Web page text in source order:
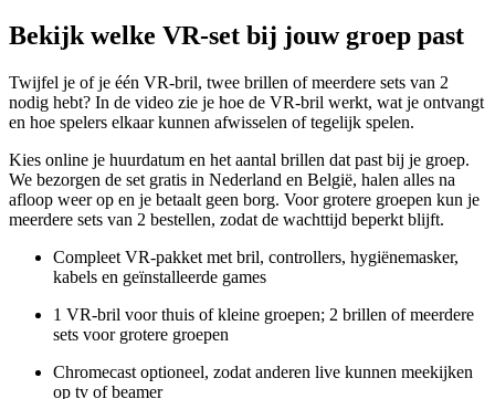
Bekijk welke VR-set bij jouw groep past
Twijfel je of je één VR-bril, twee brillen of meerdere sets van 2
nodig hebt? In de video zie je hoe de VR-bril werkt, wat je ontvangt
en hoe spelers elkaar kunnen afwisselen of tegelijk spelen.
Kies online je huurdatum en het aantal brillen dat past bij je groep.
We bezorgen de set gratis in Nederland en België, halen alles na
afloop weer op en je betaalt geen borg. Voor grotere groepen kun je
meerdere sets van 2 bestellen, zodat de wachttijd beperkt blijft.
Compleet VR-pakket met bril, controllers, hygiënemasker,
kabels en geïnstalleerde games
1 VR-bril voor thuis of kleine groepen; 2 brillen of meerdere
sets voor grotere groepen
Chromecast optioneel, zodat anderen live kunnen meekijken
op tv of beamer